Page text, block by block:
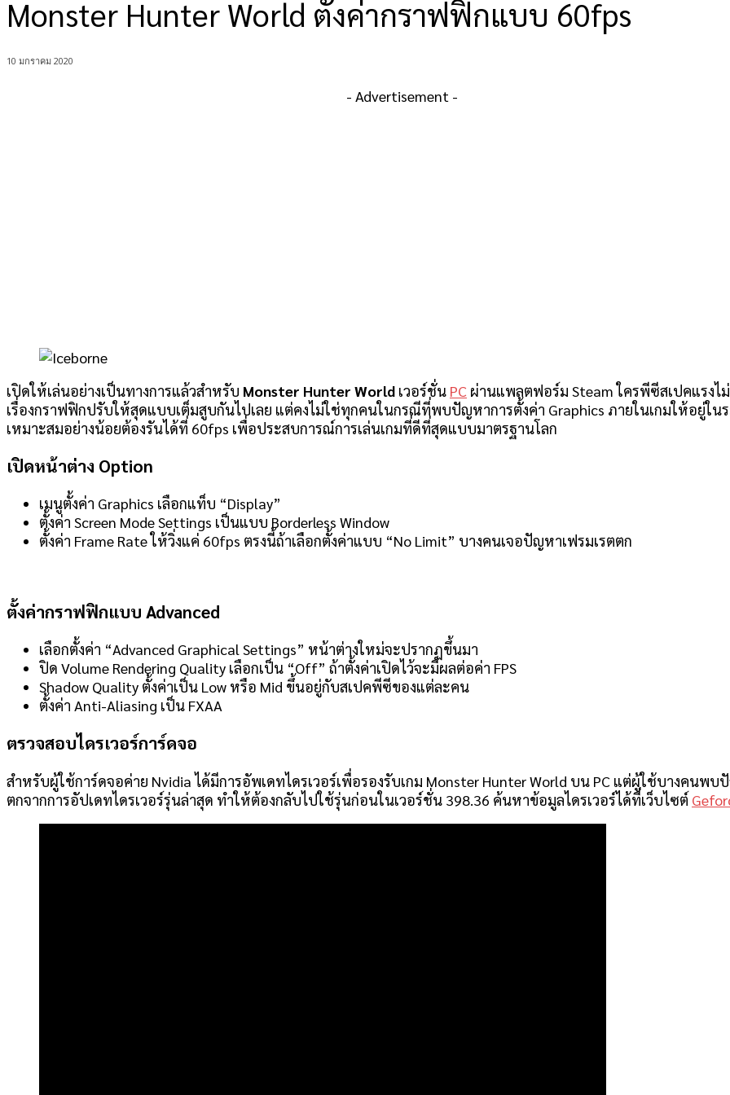
Monster Hunter World ตั้งค่ากราฟฟิกแบบ 60fps
10 มกราคม 2020
- Advertisement -
เปิดให้เล่นอย่างเป็นทางการแล้วสำหรับ Monster Hunter World เวอร์ชั่น PC ผ่านแพลตฟอร์ม Steam ใครพีซีสเปคแรงไ
เรื่องกราฟฟิกปรับให้สุดแบบเต็มสูบกันไปเลย แต่คงไม่ใช่ทุกคนในกรณีที่พบปัญหาการตั้งค่า Graphics ภายในเกมให้อยู่ใน
เหมาะสมอย่างน้อยต้องรันได้ที่ 60fps เพื่อประสบการณ์การเล่นเกมที่ดีที่สุดแบบมาตรฐานโลก
เปิดหน้าต่าง Option
เมนูตั้งค่า Graphics เลือกแท็บ “Display”
ตั้งค่า Screen Mode Settings เป็นแบบ Borderless Window
ตั้งค่า Frame Rate ให้วิ่งแค่ 60fps ตรงนี้ถ้าเลือกตั้งค่าแบบ “No Limit” บางคนเจอปัญหาเฟรมเรตตก
ตั้งค่ากราฟฟิกแบบ Advanced
เลือกตั้งค่า “Advanced Graphical Settings” หน้าต่างใหม่จะปรากฏขึ้นมา
ปิด Volume Rendering Quality เลือกเป็น “Off” ถ้าตั้งค่าเปิดไว้จะมีผลต่อค่า FPS
Shadow Quality ตั้งค่าเป็น Low หรือ Mid ขึ้นอยู่กับสเปคพีซีของแต่ละคน
ตั้งค่า Anti-Aliasing เป็น FXAA
ตรวจสอบไดรเวอร์การ์ดจอ
สำหรับผู้ใช้การ์ดจอค่าย Nvidia ได้มีการอัพเดทไดรเวอร์เพื่อรองรับเกม Monster Hunter World บน PC แต่ผู้ใช้บางคนพบ
ตกจากการอัปเดทไดรเวอร์รุ่นล่าสุด ทำให้ต้องกลับไปใช้รุ่นก่อนในเวอร์ชั่น 398.36 ค้นหาข้อมูลไดรเวอร์ได้ที่เว็บไซต์